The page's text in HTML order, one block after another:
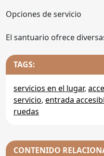
Opciones de servicio
El santuario ofrece
TAGS:
servicios en el lugar,
servicio, entrada
ruedas
CONTENIDO